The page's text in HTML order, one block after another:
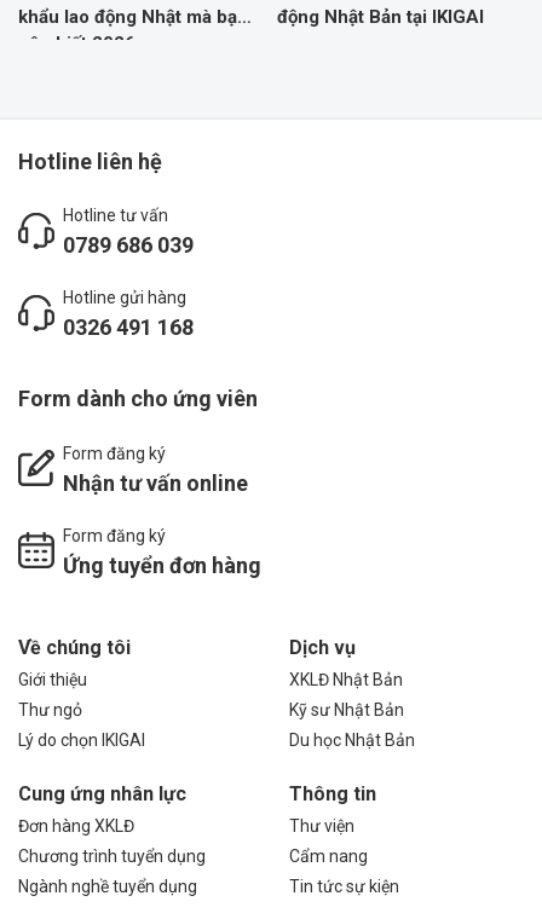
khẩu lao động Nhật mà bạn
nên biết 2026
động Nhật Bản tại IKIGAI
Hotline liên hệ
Hotline tư vấn
0789 686 039
Hotline gửi hàng
0326 491 168
Form dành cho ứng viên
Form đăng ký
Nhận tư vấn online
Form đăng ký
Ứng tuyển đơn hàng
Về chúng tôi
Giới thiệu
Thư ngỏ
Lý do chọn IKIGAI
Dịch vụ
XKLĐ Nhật Bản
Kỹ sư Nhật Bản
Du học Nhật Bản
Cung ứng nhân lực
Đơn hàng XKLĐ
Chương trình tuyển dụng
Ngành nghề tuyển dụng
Thông tin
Thư viện
Cẩm nang
Tin tức sự kiện